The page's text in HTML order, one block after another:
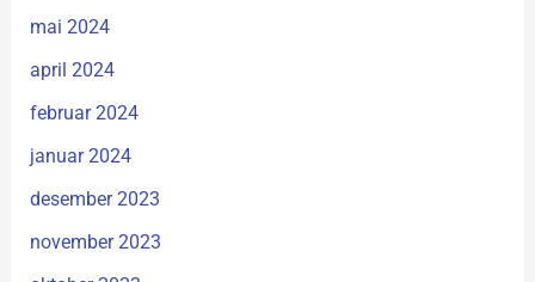
mai 2024
april 2024
februar 2024
januar 2024
desember 2023
november 2023